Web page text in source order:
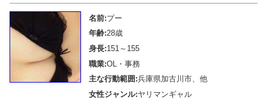
名前:プー
年齢:28歳
身長:151～155
職業:OL・事務
主な行動範囲:兵庫県加古川市、他
女性ジャンル:ヤリマンギャル